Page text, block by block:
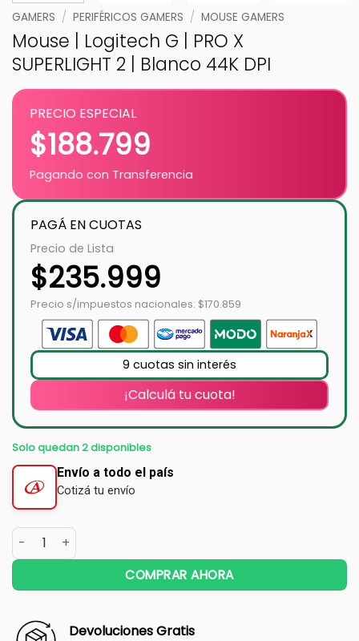
GAMERS / PERIFÉRICOS GAMERS / MOUSE GAMERS
Mouse | Logitech G | PRO X
SUPERLIGHT 2 | Blanco 44K DPI
PRECIO ESPECIAL
$188.799
Pagando con Transferencia
PAGÁ EN CUOTAS
Precio de Lista
$235.999
Precio s/impuestos nacionales: $170.859
9 cuotas sin interés
¡Calculá tu cuota!
Solo quedan 2 disponibles
Envío a todo el país
Cotizá tu envío
COMPRAR AHORA
Devoluciones Gratis